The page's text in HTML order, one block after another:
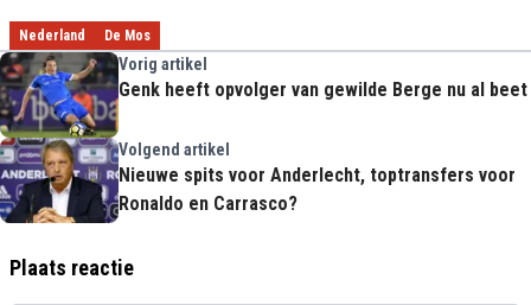
Nederland De Mos
Vorig artikel
Genk heeft opvolger van gewilde Berge nu al beet
Volgend artikel
Nieuwe spits voor Anderlecht, toptransfers voor
Ronaldo en Carrasco?
Plaats reactie